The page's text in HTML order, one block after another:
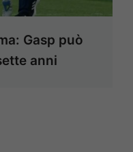
Gasp può
anni